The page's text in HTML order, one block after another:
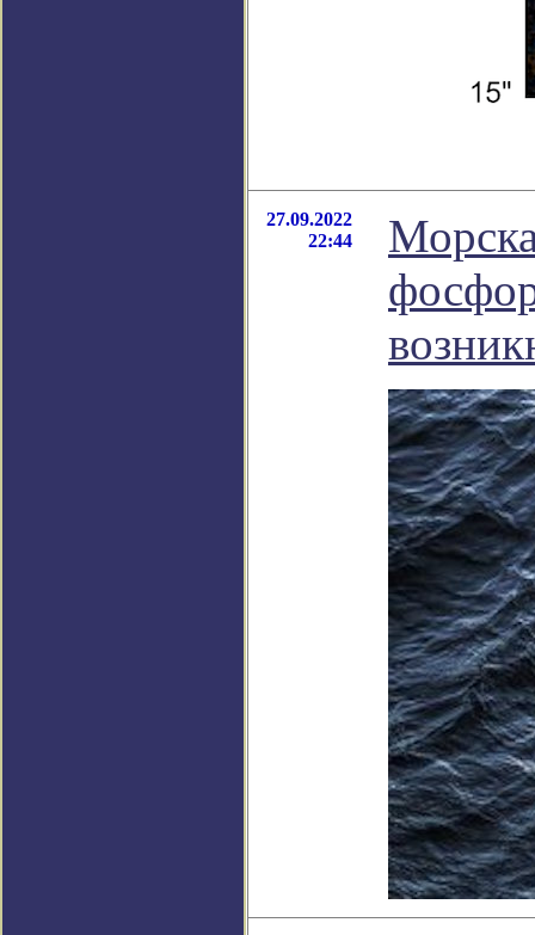
27.09.2022
22:44